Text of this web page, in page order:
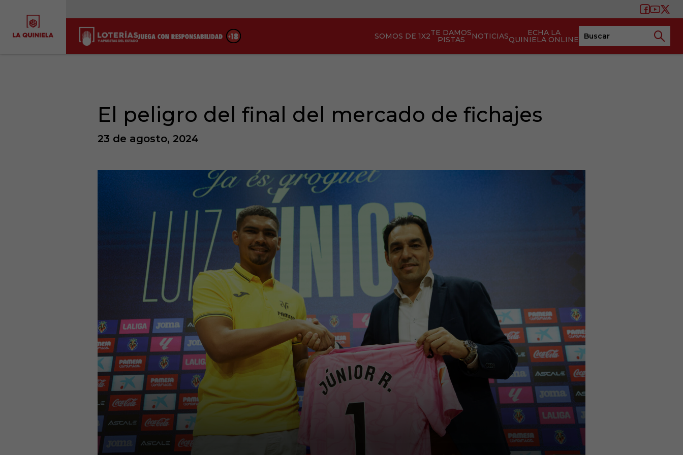
SOMOS DE 1X2TE DAMOS
PISTAS NOTICIAS ECHA LA
QUINIELA ONLINE
El peligro del final del mercado de fichajes
23 de agosto, 2024